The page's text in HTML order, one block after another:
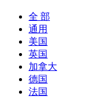
全 部
通用
美国
英国
加拿大
德国
法国